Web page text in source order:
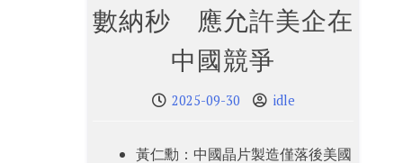
數納秒 應允許美企在
中國競爭
2025-09-30 idle
黃仁勳：中國晶片製造僅落後美國